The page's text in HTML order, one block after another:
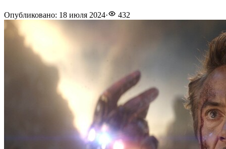
Опубликовано: 18 июля 2024· 432